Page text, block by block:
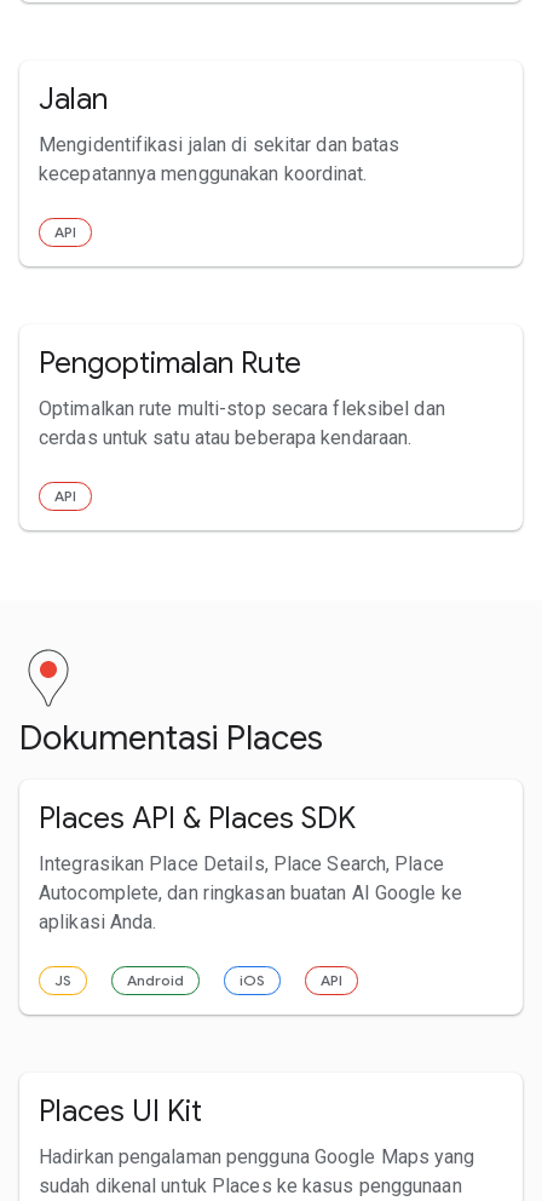
Jalan
Mengidentifikasi jalan di sekitar dan batas
kecepatannya menggunakan koordinat.
API
Pengoptimalan Rute
Optimalkan rute multi-stop secara fleksibel dan
cerdas untuk satu atau beberapa kendaraan.
API
Dokumentasi Places
Places API & Places SDK
Integrasikan Place Details, Place Search, Place
Autocomplete, dan ringkasan buatan AI Google ke
aplikasi Anda.
JS Android iOS API
Places UI Kit
Hadirkan pengalaman pengguna Google Maps yang
sudah dikenal untuk Places ke kasus penggunaan